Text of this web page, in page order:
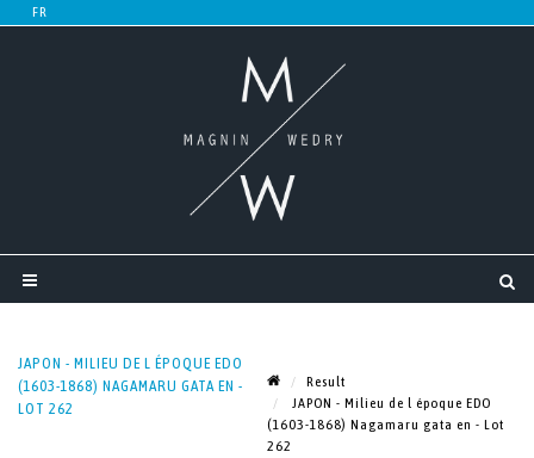
JAPON - MILIEU DE L ÉPOQUE EDO
(1603-1868) NAGAMARU GATA EN -
LOT 262
Result
JAPON - Milieu de l époque EDO
(1603-1868) Nagamaru gata en - Lot
262